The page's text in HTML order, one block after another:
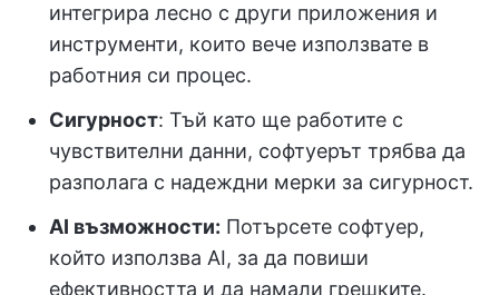
интегрира лесно с други приложения и
инструменти, които вече използвате в
работния си процес.
Сигурност: Тъй като ще работите с
чувствителни данни, софтуерът трябва да
разполага с надеждни мерки за сигурност.
AI възможности: Потърсете софтуер,
който използва AI, за да повиши
ефективността и да намали грешките.